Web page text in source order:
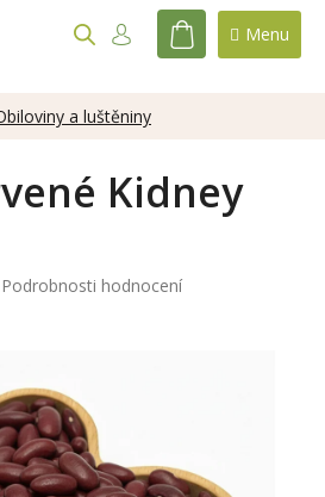
NÁKUPNÍ
a luštěniny
Kidney
Podrobnosti hodnocení